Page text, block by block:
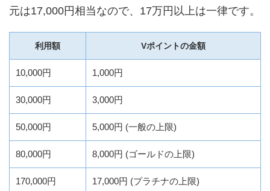
元は17,000円相当なので、17万円以上は一律です。
利用額 Vポイントの金額
10,000円 1,000円
30,000円 3,000円
50,000円 5,000円 (一般の上限)
80,000円 8,000円 (ゴールドの上限)
170,000円 17,000円 (プラチナの上限)